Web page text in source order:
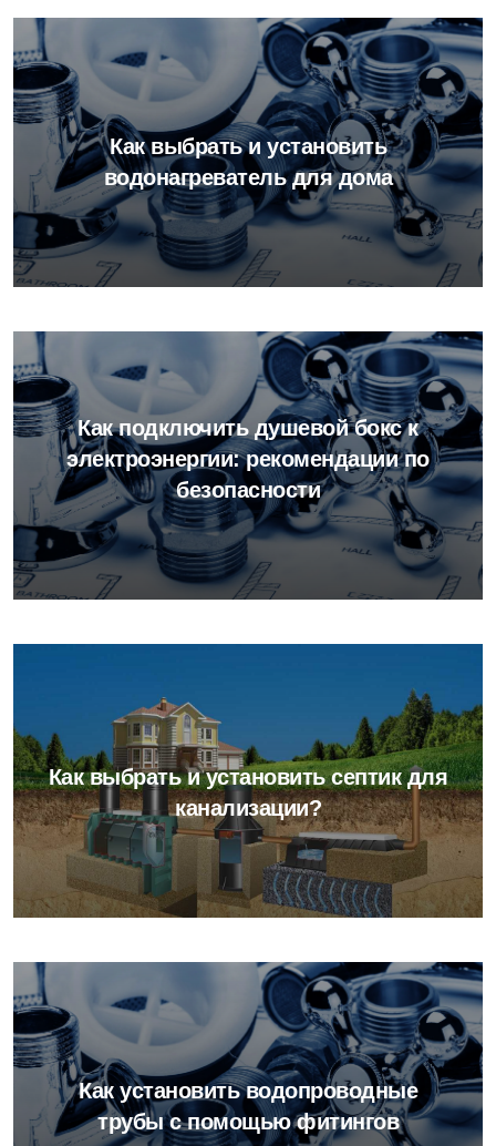
Как выбрать и установить
водонагреватель для дома
Как подключить душевой бокс к
электроэнергии: рекомендации по
безопасности
Как выбрать и установить септик для
канализации?
Как установить водопроводные
трубы с помощью фитингов